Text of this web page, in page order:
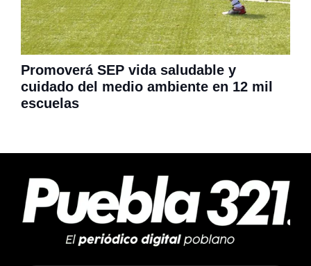
Promoverá SEP vida saludable y
cuidado del medio ambiente en 12 mil
escuelas